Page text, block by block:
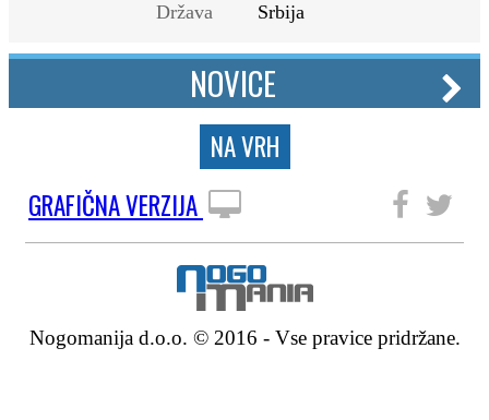
Država
Srbija
NOVICE
NA VRH
GRAFIČNA VERZIJA
Nogomanija d.o.o. © 2016 - Vse pravice pridržane.